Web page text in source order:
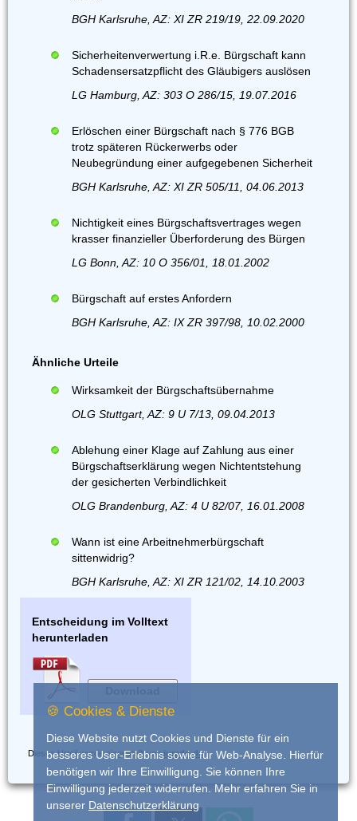
BGH Karlsruhe, AZ: XI ZR 219/19, 22.09.2020
Sicherheitenverwertung i.R.e. Bürgschaft kann
Schadensersatzpflicht des Gläubigers auslösen
LG Hamburg, AZ: 303 O 286/15, 19.07.2016
Erlöschen einer Bürgschaft nach § 776 BGB
trotz späteren Rückerwerbs oder
Neubegründung einer aufgegebenen Sicherheit
BGH Karlsruhe, AZ: XI ZR 505/11, 04.06.2013
Nichtigkeit eines Bürgschaftsvertrages wegen
krasser finanzieller Überforderung des Bürgen
LG Bonn, AZ: 10 O 356/01, 18.01.2002
Bürgschaft auf erstes Anfordern
BGH Karlsruhe, AZ: IX ZR 397/98, 10.02.2000
Ähnliche Urteile
Wirksamkeit der Bürgschaftsübernahme
OLG Stuttgart, AZ: 9 U 7/13, 09.04.2013
Ablehung einer Klage auf Zahlung aus einer
Bürgschaftserklärung wegen Nichtentstehung
der gesicherten Verbindlichkeit
OLG Brandenburg, AZ: 4 U 82/07, 16.01.2008
Wann ist eine Arbeitnehmerbürgschaft
sittenwidrig?
BGH Karlsruhe, AZ: XI ZR 121/02, 14.10.2003
Entscheidung im Volltext
herunterladen
Dieses Urteil wurde eingestellt voniurado.de
🍪 Cookies & Dienste
Diese Website nutzt Cookies und Dienste für ein
besseres User-Erlebnis sowie für Web-Analyse. Hierfür
benötigen wir Ihre Einwilligung. Sie können Ihre
Einwilligung jederzeit widerrufen. Mehr erfahren Sie in
unserer Datenschutzerklärung